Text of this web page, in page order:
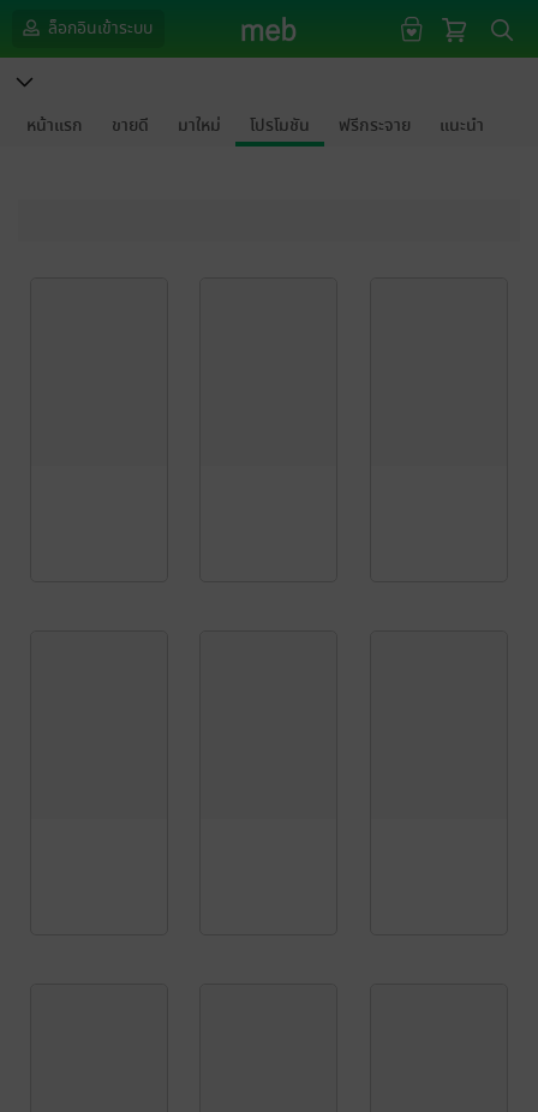
ล็อกอินเข้าระบบ
หน้าแรก ขายดี มาใหม่ โปรโมชัน ฟรีกระจาย แนะนำ